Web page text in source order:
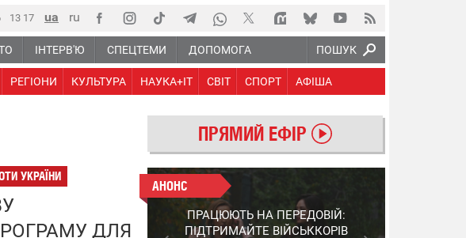
ПОШУК
13:17
ІНТЕРВ'Ю СПЕЦТЕМИ ДОПОМОГА
РЕГІОНИ КУЛЬТУРА НАУКА+IT СВІТ СПОРТ АФІША
УКРАЇНИ
ДЛЯ
ПРЯМИЙ ЕФІР
АНОНС
КІНЕЦЬ ВОРОЖИМ
"МОЛНІЯМ" ТА FPV: ЯК
АНОНС
ПРАЦЮЮТЬ НА ПЕРЕДОВІЙ:
ПІДТРИМАЙТЕ ВІЙСЬККОРІВ